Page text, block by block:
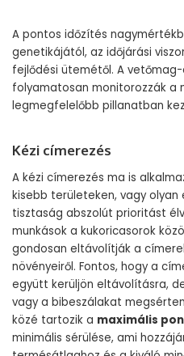
A pontos időzítés
genetikájától, az időjárási
fejlődési ütemétől. A
folyamatosan monitorozzák a
legmegfelelőbb pillanatban
Kézi címerezés
A kézi címerezés ma is
kisebb területeken, vagy
tisztaság abszolút prioritást
munkások a kukoricasorok
gondosan eltávolítják a
növényeiről. Fontos, hogy a
együtt kerüljön eltávolításra,
vagy a bibeszálakat
közé tartozik a maximális
minimális sérülése, ami